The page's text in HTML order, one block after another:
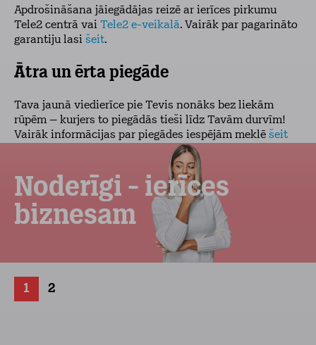
Apdrošināšana jāiegādājas reizē ar ierīces pirkumu
Tele2 centrā vai Tele2 e-veikalā. Vairāk par pagarināto
garantiju lasi šeit.
Ātra un ērta piegāde
Tava jaunā viedierīce pie Tevis nonāks bez liekām
rūpēm – kurjers to piegādās tieši līdz Tavām durvīm!
Vairāk informācijas par piegādes iespējām meklē šeit
Noderīgi - ierīces
biznesam
1 2